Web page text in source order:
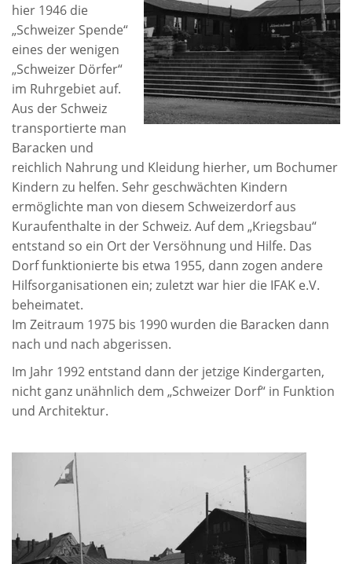
hier 1946 die
„Schweizer Spende“
eines der wenigen
„Schweizer Dörfer“
im Ruhrgebiet auf.
Aus der Schweiz
transportierte man
Baracken und
reichlich Nahrung und Kleidung hierher, um Bochumer
Kindern zu helfen. Sehr geschwächten Kindern
ermöglichte man von diesem Schweizerdorf aus
Kuraufenthalte in der Schweiz. Auf dem „Kriegsbau“
entstand so ein Ort der Versöhnung und Hilfe. Das
Dorf funktionierte bis etwa 1955, dann zogen andere
Hilfsorganisationen ein; zuletzt war hier die IFAK e.V.
beheimatet.
Im Zeitraum 1975 bis 1990 wurden die Baracken dann
nach und nach abgerissen.
Im Jahr 1992 entstand dann der jetzige Kindergarten,
nicht ganz unähnlich dem „Schweizer Dorf“ in Funktion
und Architektur.